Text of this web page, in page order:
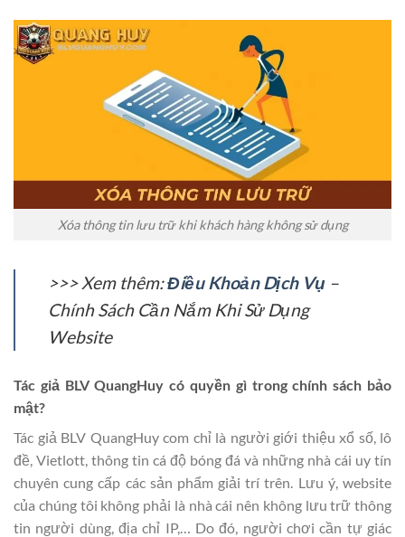
Xóa thông tin lưu trữ khi khách hàng không sử dụng
>>> Xem thêm:Điều Khoản Dịch Vụ –
Chính Sách Cần Nắm Khi Sử Dụng
Website
Tác giả BLV QuangHuy có quyền gì trong chính sách bảo
mật?
Tác giả BLV QuangHuy com chỉ là người giới thiệu xổ số, lô
đề, Vietlott, thông tin cá độ bóng đá và những nhà cái uy tín
chuyên cung cấp các sản phẩm giải trí trên. Lưu ý, website
của chúng tôi không phải là nhà cái nên không lưu trữ thông
tin người dùng, địa chỉ IP,… Do đó, người chơi cần tự giác